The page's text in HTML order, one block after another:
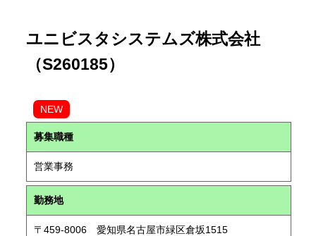
ユニビスタシステムズ株式会社
（S260185）
NEW
募集職種
営業事務
勤務地
〒459-8006 愛知県名古屋市緑区倉坂1515